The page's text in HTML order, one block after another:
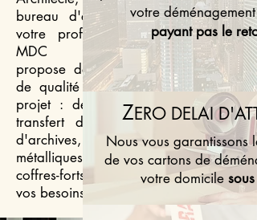
bureau d'études... quelle que soit
votre profession ou vos besoins,
MDC Déménagement vous
propose de nombreuses prestations
de qualité et vous aide dans votre
projet : déménagement de locaux,
transfert de mobiliers de bureau,
d'archives, manutention d'armoires
métalliques, d'imprimantes, de
coffres-forts... nous répondons à tous
vos besoins !
votre déménagement
payant pas le
ZERO DELAI
Nous vous garantissons
de vos cartons de
votre domicile sous